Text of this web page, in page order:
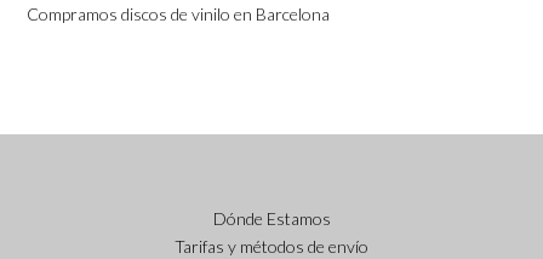
Compramos discos de vinilo en Barcelona
Dónde Estamos
Tarifas y métodos de envío